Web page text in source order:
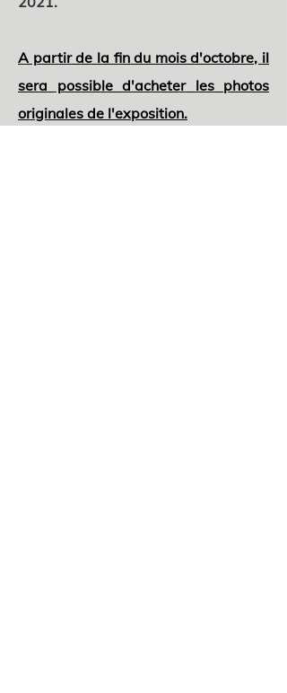
A partir de la fin du mois d'octobre, il
sera possible d'acheter les photos
originales de l'exposition.